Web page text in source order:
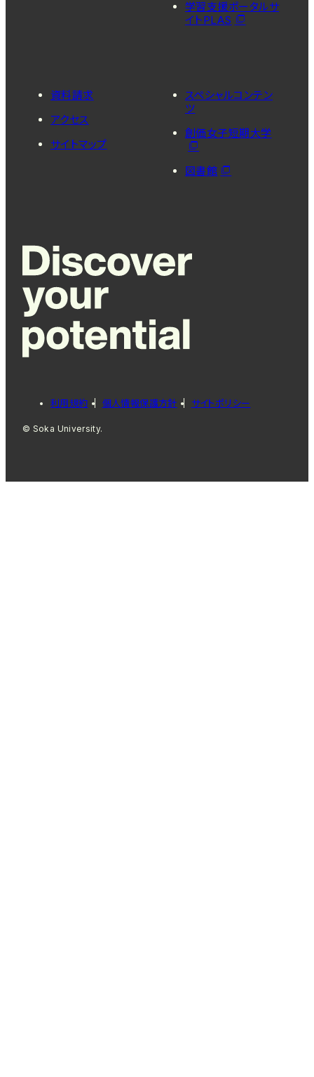
学習支援ポータルサ
イトPLAS
資料請求
アクセス
サイトマップ
スペシャルコンテン
ツ
創価女子短期大学
図書館
利用規約 個人情報保護方針 サイトポリシー
© Soka University.